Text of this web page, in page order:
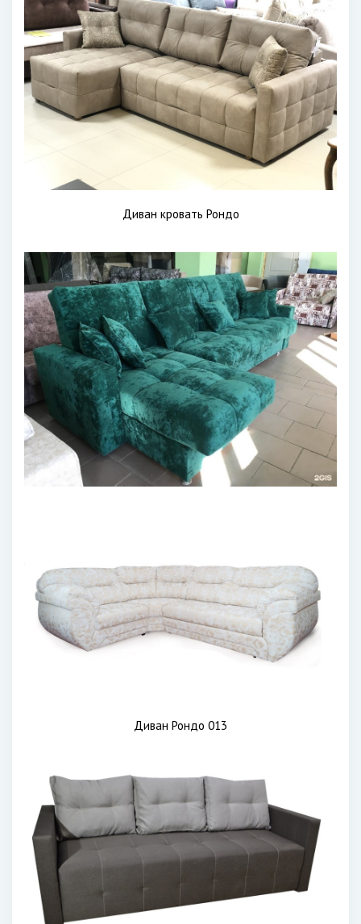
Диван кровать Рондо
Диван Рондо 013